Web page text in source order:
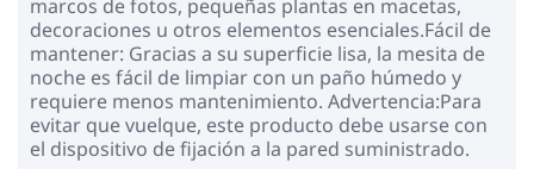
marcos de fotos, pequeñas plantas en macetas,
decoraciones u otros elementos esenciales.Fácil de
mantener: Gracias a su superficie lisa, la mesita de
noche es fácil de limpiar con un paño húmedo y
requiere menos mantenimiento. Advertencia:Para
evitar que vuelque, este producto debe usarse con
el dispositivo de fijación a la pared suministrado.